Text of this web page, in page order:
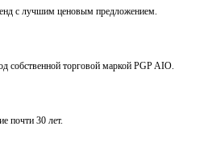
с лучшим ценовым предложением.
собственной торговой маркой PGP AIO.
почти 30 лет.